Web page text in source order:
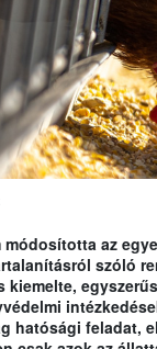
az
szóló
kiemelte,
hatósági feladat,